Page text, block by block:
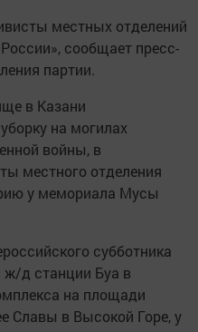
местных отделений
сообщает пресс-
партии.
в Казани
на могилах
войны, в
местного отделения
у мемориала Мусы
субботника
ж/д станции Буа в
на площади
Славы в Высокой Горе, у